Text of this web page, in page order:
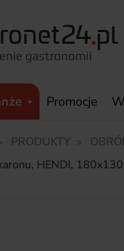
Promocje
PRODUKTY
HENDI,